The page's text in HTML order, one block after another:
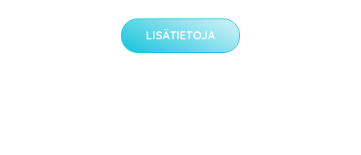
LISÄTIETOJA